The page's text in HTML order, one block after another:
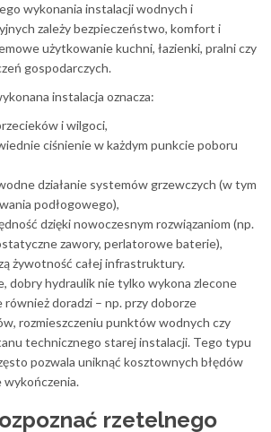
wykonania instalacji wodnych i
zależy bezpieczeństwo, komfort i
użytkowanie kuchni, łazienki, pralni czy
gospodarczych.
instalacja oznacza:
i wilgoci,
ciśnienie w każdym punkcie poboru
działanie systemów grzewczych (w tym
podłogowego),
dzięki nowoczesnym rozwiązaniom (np.
zawory, perlatorowe baterie),
żywotność całej infrastruktury.
dobry hydraulik nie tylko wykona zlecone
również doradzi – np. przy doborze
rozmieszczeniu punktów wodnych czy
technicznego starej instalacji. Tego typu
pozwala uniknąć kosztownych błędów
wykończenia.
rzetelnego